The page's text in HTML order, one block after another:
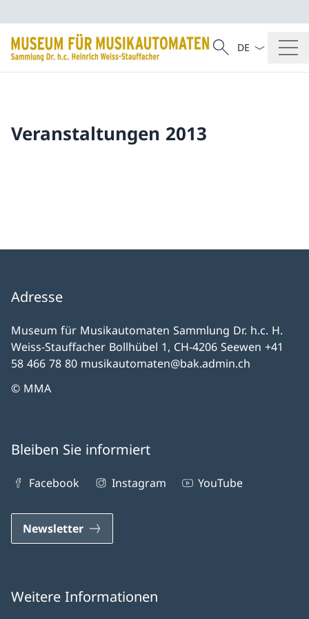
Suche
Suche
Sprach
Veranstaltungen 2013
Adresse
Museum für Musikautomaten Sammlung Dr. h.c. H.
Weiss-Stauffacher Bollhübel 1, CH-4206 Seewen +41
58 466 78 80 musikautomaten@bak.admin.ch
© MMA
Bleiben Sie informiert
Facebook Instagram YouTube
Newsletter
Weitere Informationen